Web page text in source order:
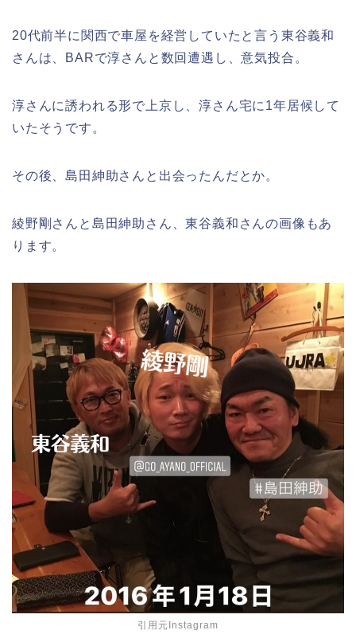
20代前半に関西で車屋を経営していたと言う東谷義和
さんは、BARで淳さんと数回遭遇し、意気投合。
淳さんに誘われる形で上京し、淳さん宅に1年居候して
いたそうです。
その後、島田紳助さんと出会ったんだとか。
綾野剛さんと島田紳助さん、東谷義和さんの画像もあ
ります。
引用元Instagram